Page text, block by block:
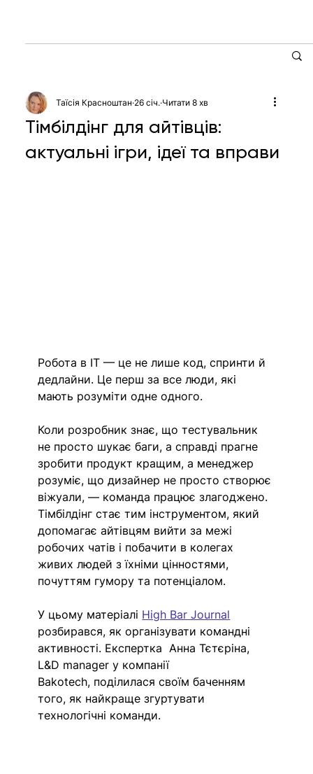
Тімбілдінг для айтівців:
актуальні ігри, ідеї та вправи
Таїсія Красноштан 26 січ. Читати 8 хв
Робота в IT — це не лише код, спринти й
дедлайни. Це перш за все люди, які
мають розуміти одне одного.
Коли розробник знає, що тестувальник
не просто шукає баги, а справді прагне
зробити продукт кращим, а менеджер
розуміє, що дизайнер не просто створює
віжуали, — команда працює злагоджено.
Тімбілдінг стає тим інструментом, який
допомагає айтівцям вийти за межі
робочих чатів і побачити в колегах
живих людей з їхніми цінностями,
почуттям гумору та потенціалом.
У цьому матеріалі High Bar Journal
розбирався, як організувати командні
активності. Експертка  Анна Тєтєріна,
L&D manager у компанії
Bakotech, поділилася своїм баченням
того, як найкраще згуртувати
технологічні команди.